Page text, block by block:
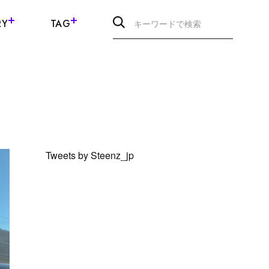
TAG
Tweets by Steenz_jp